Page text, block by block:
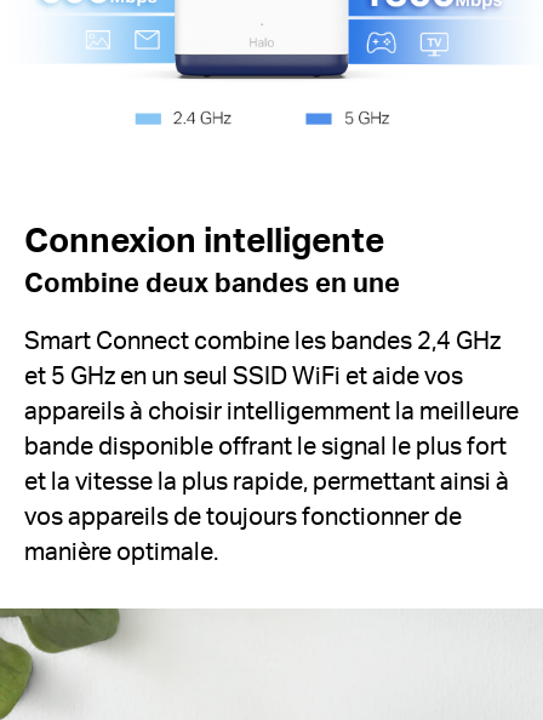
Connexion intelligente
Combine deux bandes en une
Smart Connect combine les bandes 2,4 GHz
et 5 GHz en un seul SSID WiFi et aide vos
appareils à choisir intelligemment la meilleure
bande disponible offrant le signal le plus fort
et la vitesse la plus rapide, permettant ainsi à
vos appareils de toujours fonctionner de
manière optimale.